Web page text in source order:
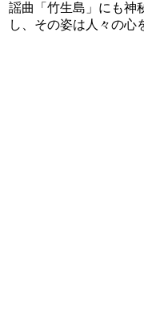
謡曲「竹生島」にも神
し、その姿は人々の心